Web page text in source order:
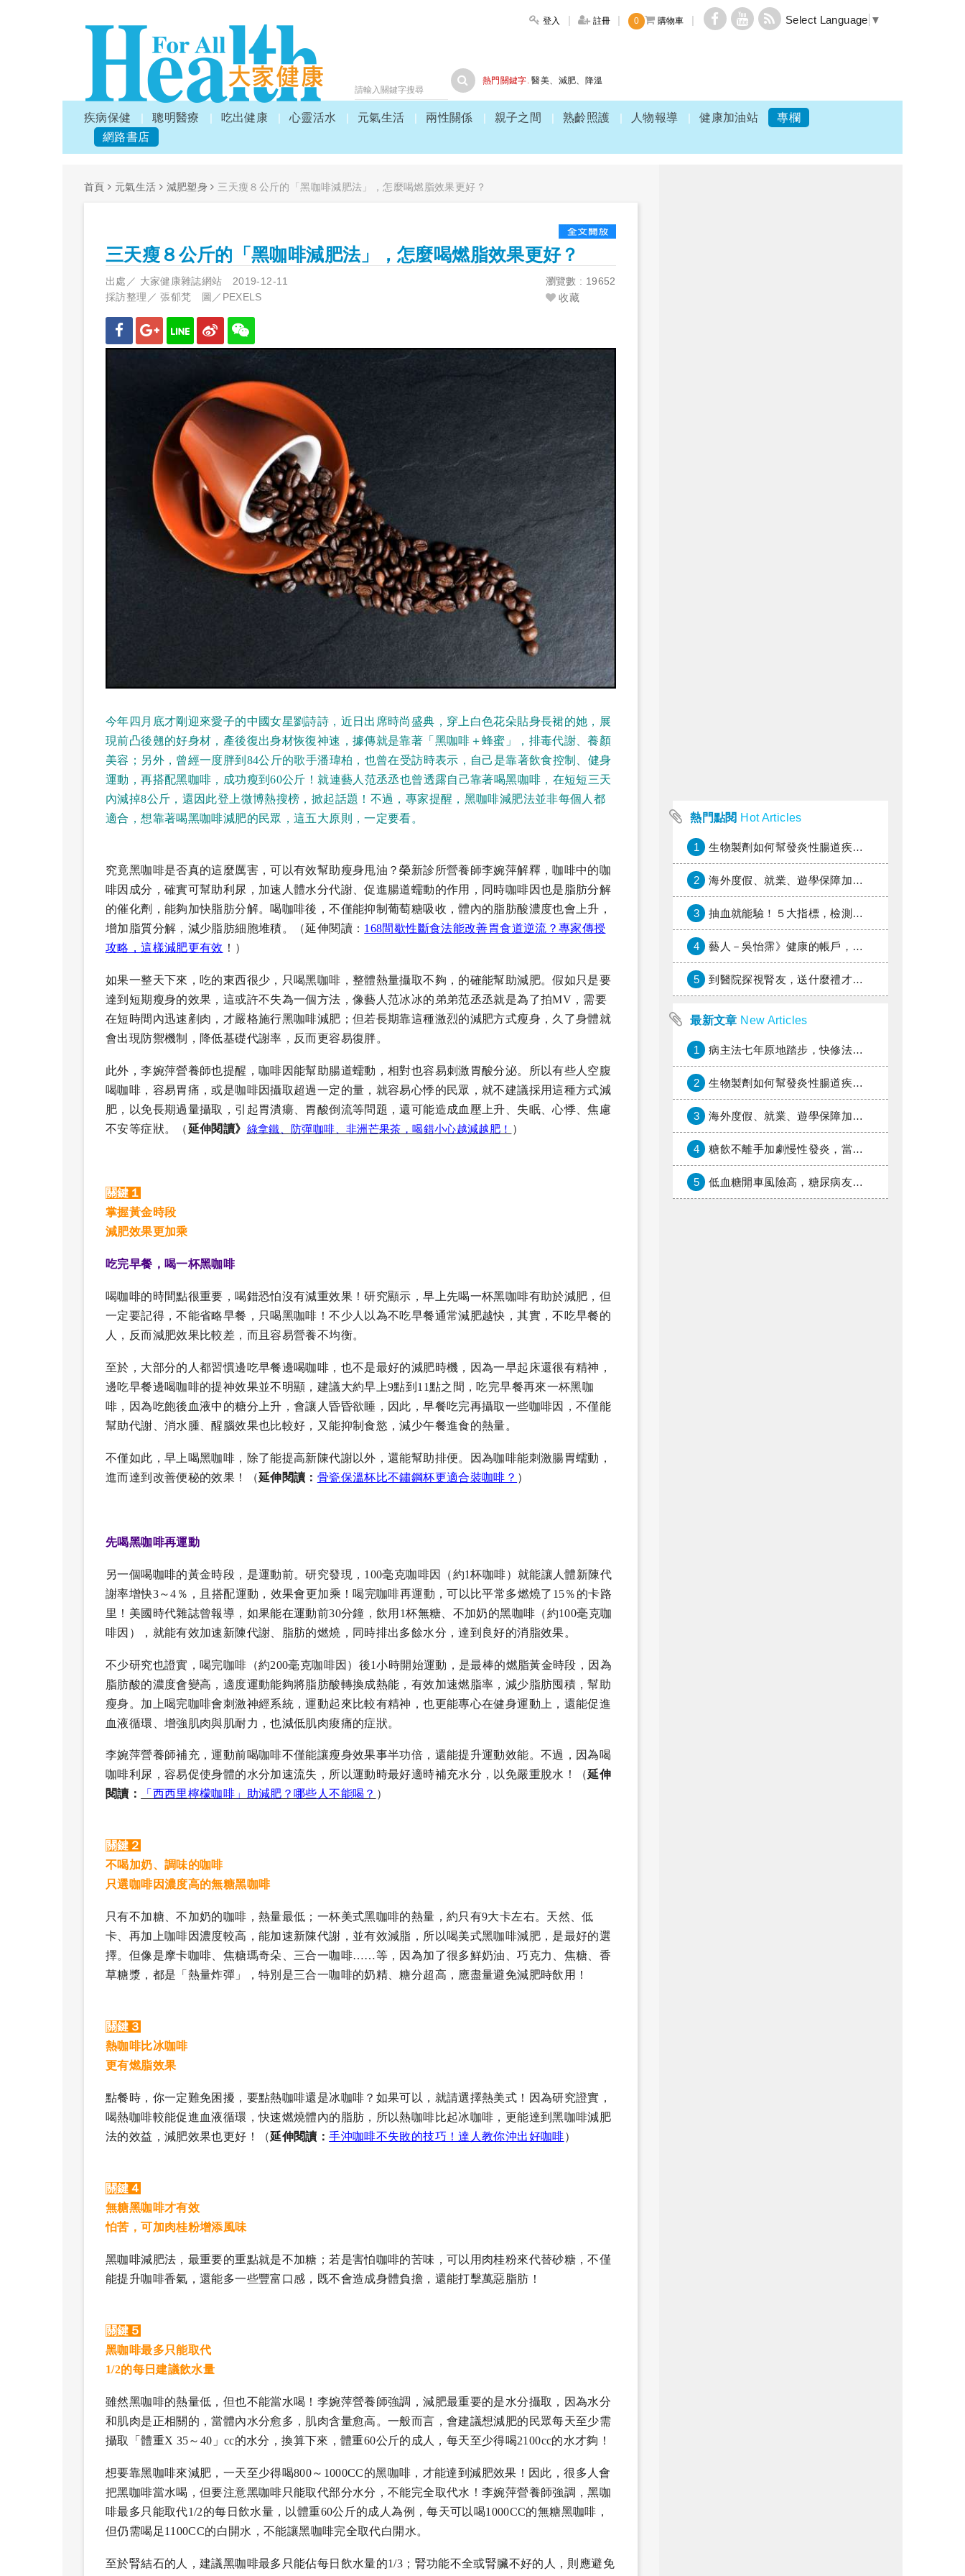
登入 註冊 0 購物車 Select Language ▼
熱門關鍵字. 醫美、 減肥、 降溫
疾病保健 聰明醫療 吃出健康 心靈活水 元氣生活 兩性關係 親子之間 熟齡照護 人物報導 健康加油站
專欄
網路書店
首頁 元氣生活 減肥塑身 三天瘦８公斤的「黑咖啡減肥法」，怎麼喝燃脂效果更好？
三天瘦８公斤的「黑咖啡減肥法」，怎麼喝燃脂效果更好？
出處／ 大家健康雜誌網站 2019-12-11
採訪整理／ 張郁梵 圖／PEXELS
瀏覽數 : 19652
收藏
今年四月底才剛迎來愛子的中國女星劉詩詩，近日出席時尚盛典，穿上白色花朵貼身長裙的她，展
現前凸後翹的好身材，產後復出身材恢復神速，據傳就是靠著「黑咖啡＋蜂蜜」，排毒代謝、養顏
美容；另外，曾經一度胖到84公斤的歌手潘瑋柏，也曾在受訪時表示，自己是靠著飲食控制、健身
運動，再搭配黑咖啡，成功瘦到60公斤！就連藝人范丞丞也曾透露自己靠著喝黑咖啡，在短短三天
內減掉8公斤，還因此登上微博熱搜榜，掀起話題！不過，專家提醒，黑咖啡減肥法並非每個人都
適合，想靠著喝黑咖啡減肥的民眾，這五大原則，一定要看。
究竟黑咖啡是否真的這麼厲害，可以有效幫助瘦身甩油？榮新診所營養師李婉萍解釋，咖啡中的咖
啡因成分，確實可幫助利尿，加速人體水分代謝、促進腸道蠕動的作用，同時咖啡因也是脂肪分解
的催化劑，能夠加快脂肪分解。喝咖啡後，不僅能抑制葡萄糖吸收，體內的脂肪酸濃度也會上升，
增加脂質分解，減少脂肪細胞堆積。
（延伸閱讀： 168間歇性斷食法能改善胃食道逆流？專家傳授
攻略，這樣減肥更有效 ！ ）
如果一整天下來，吃的東西很少，只喝黑咖啡，整體熱量攝取不夠，的確能幫助減肥。假如只是要
達到短期瘦身的效果，這或許不失為一個方法，像藝人范冰冰的弟弟范丞丞就是為了拍MV，需要
在短時間內迅速剷肉，才嚴格施行黑咖啡減肥；但若長期靠這種激烈的減肥方式瘦身，久了身體就
會出現防禦機制，降低基礎代謝率，反而更容易復胖。
此外，李婉萍營養師也提醒，咖啡因能幫助腸道蠕動，相對也容易刺激胃酸分泌。所以有些人空腹
喝咖啡，容易胃痛，或是咖啡因攝取超過一定的量，就容易心悸的民眾，就不建議採用這種方式減
肥，以免長期過量攝取，引起胃潰瘍、胃酸倒流等問題，還可能造成血壓上升、失眠、心悸、焦慮
不安等症狀。
（延伸閱讀》 綠拿鐵、防彈咖啡、非洲芒果茶，喝錯小心越減越肥！ ）
關鍵１
掌握黃金時段
減肥效果更加乘
吃完早餐，喝一杯黑咖啡
喝咖啡的時間點很重要，喝錯恐怕沒有減重效果！研究顯示，早上先喝一杯黑咖啡有助於減肥，但
一定要記得，不能省略早餐，只喝黑咖啡！不少人以為不吃早餐通常減肥越快，其實，不吃早餐的
人，反而減肥效果比較差，而且容易營養不均衡。
至於，大部分的人都習慣邊吃早餐邊喝咖啡，也不是最好的減肥時機，因為一早起床還很有精神，
邊吃早餐邊喝咖啡的提神效果並不明顯，建議大約早上9點到11點之間，吃完早餐再來一杯黑咖
啡，因為吃飽後血液中的糖分上升，會讓人昏昏欲睡，因此，早餐吃完再攝取一些咖啡因，不僅能
幫助代謝、消水腫、醒腦效果也比較好，又能抑制食慾，減少午餐進食的熱量。
不僅如此，早上喝黑咖啡，除了能提高新陳代謝以外，還能幫助排便。因為咖啡能刺激腸胃蠕動，
進而達到改善便秘的效果！（延伸閱讀： 骨瓷保溫杯比不鏽鋼杯更適合裝咖啡？ ）
先喝黑咖啡再運動
另一個喝咖啡的黃金時段，是運動前。研究發現，100毫克咖啡因（約1杯咖啡）就能讓人體新陳代
謝率增快3～4％，且搭配運動，效果會更加乘！喝完咖啡再運動，可以比平常多燃燒了15％的卡路
里！美國時代雜誌曾報導，如果能在運動前30分鐘，飲用1杯無糖、不加奶的黑咖啡（約100毫克咖
啡因），就能有效加速新陳代謝、脂肪的燃燒，同時排出多餘水分，達到良好的消脂效果。
不少研究也證實，喝完咖啡（約200毫克咖啡因）後1小時開始運動，是最棒的燃脂黃金時段，因為
脂肪酸的濃度會變高，適度運動能夠將脂肪酸轉換成熱能，有效加速燃脂率，減少脂肪囤積，幫助
瘦身。加上喝完咖啡會刺激神經系統，運動起來比較有精神，也更能專心在健身運動上，還能促進
血液循環、增強肌肉與肌耐力，也減低肌肉痠痛的症狀。
李婉萍營養師補充，運動前喝咖啡不僅能讓瘦身效果事半功倍，還能提升運動效能。不過，因為喝
咖啡利尿，容易促使身體的水分加速流失，所以運動時最好適時補充水分，以免嚴重脫水！（延伸
閱讀：
「西西里檸檬咖啡」助減肥？哪些人不能喝？ ）
關鍵２
不喝加奶、調味的咖啡
只選咖啡因濃度高的無糖黑咖啡
只有不加糖、不加奶的咖啡，熱量最低；一杯美式黑咖啡的熱量，約只有9大卡左右。天然、低
卡、再加上咖啡因濃度較高，能加速新陳代謝，並有效減脂，所以喝美式黑咖啡減肥，是最好的選
擇。但像是摩卡咖啡、焦糖瑪奇朵、三合一咖啡……等，因為加了很多鮮奶油、巧克力、焦糖、香
草糖漿，都是「熱量炸彈」，特別是三合一咖啡的奶精、糖分超高，應盡量避免減肥時飲用！
關鍵３
熱咖啡比冰咖啡
更有燃脂效果
點餐時，你一定難免困擾，要點熱咖啡還是冰咖啡？如果可以，就請選擇熱美式！因為研究證實，
喝熱咖啡較能促進血液循環，快速燃燒體內的脂肪，所以熱咖啡比起冰咖啡，更能達到黑咖啡減肥
法的效益，減肥效果也更好！（延伸閱讀：手沖咖啡不失敗的技巧！達人教你沖出好咖啡）
關鍵４
無糖黑咖啡才有效
怕苦，可加肉桂粉增添風味
黑咖啡減肥法，最重要的重點就是不加糖；若是害怕咖啡的苦味，可以用肉桂粉來代替砂糖，不僅
能提升咖啡香氣，還能多一些豐富口感，既不會造成身體負擔，還能打擊萬惡脂肪！
關鍵５
黑咖啡最多只能取代
1/2的每日建議飲水量
雖然黑咖啡的熱量低，但也不能當水喝！李婉萍營養師強調，減肥最重要的是水分攝取，因為水分
和肌肉是正相關的，當體內水分愈多，肌肉含量愈高。一般而言，會建議想減肥的民眾每天至少需
攝取「體重X 35～40」cc的水分，換算下來，體重60公斤的成人，每天至少得喝2100cc的水才夠！
想要靠黑咖啡來減肥，一天至少得喝800～1000CC的黑咖啡，才能達到減肥效果！因此，很多人會
把黑咖啡當水喝，但要注意黑咖啡只能取代部分水分，不能完全取代水！李婉萍營養師強調，黑咖
啡最多只能取代1/2的每日飲水量，以體重60公斤的成人為例，每天可以喝1000CC的無糖黑咖啡，
但仍需喝足1100CC的白開水，不能讓黑咖啡完全取代白開水。
至於腎結石的人，建議黑咖啡最多只能佔每日飲水量的1/3；腎功能不全或腎臟不好的人，則應避免
熱門點閱 Hot Articles
1 生物製劑如何幫發炎性腸道疾病患者抗潰瘍？治療進展與健保給付困境一次看
2 海外度假、就業、遊學保障加倍，富邦產險「一期逐夢」專案加碼遠距醫療與緊急救援
3 抽血就能驗！５大指標，檢測身體是否發炎
4 藝人－吳怡霈》健康的帳戶，年輕時別提光
5 到醫院探視腎友，送什麼禮才好？
最新文章 New Articles
1 病主法七年原地踏步，快修法讓病人自主決定善終
2 生物製劑如何幫發炎性腸道疾病患者抗潰瘍？治療進展與健保給付困境一次看
3 海外度假、就業、遊學保障加倍，富邦產險「一期逐夢」專案加碼遠距醫療與緊急救援
4 糖飲不離手加劇慢性發炎，當心老化與慢性病提早報到
5 低血糖開車風險高，糖尿病友上路必學的安全守則